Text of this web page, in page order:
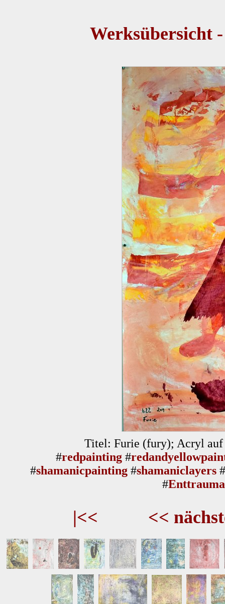
Werksübersicht
Titel: Furie (fury); Acryl auf
#redpainting#
#shamanicpainting #shamaniclayers #
#
|<< <<